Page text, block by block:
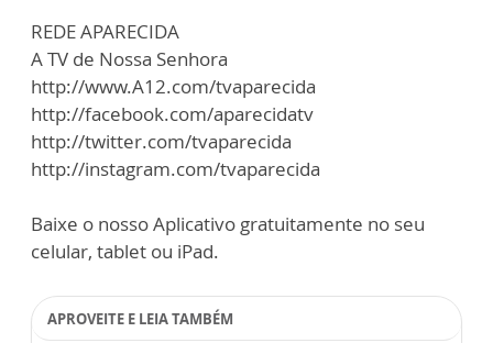
REDE APARECIDA
A TV de Nossa Senhora
http://www.A12.com/tvaparecida
http://facebook.com/aparecidatv
http://twitter.com/tvaparecida
http://instagram.com/tvaparecida
Baixe o nosso Aplicativo gratuitamente no seu
celular, tablet ou iPad.
APROVEITE E LEIA TAMBÉM